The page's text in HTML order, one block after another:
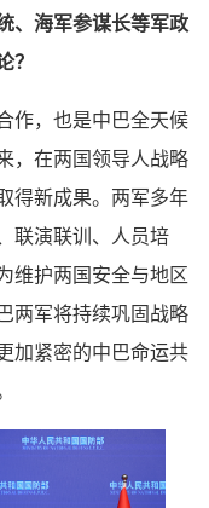
、海军参谋长等军政
？
作，也是中巴全天候
，在两国领导人战略
得新成果。两军多年
联演联训、人员培
维护两国安全与地区
两军将持续巩固战略
加紧密的中巴命运共